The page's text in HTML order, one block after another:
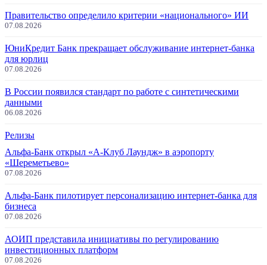
Правительство определило критерии «национального» ИИ
07.08.2026
ЮниКредит Банк прекращает обслуживание интернет-банка
для юрлиц
07.08.2026
В России появился стандарт по работе с синтетическими
данными
06.08.2026
Релизы
Альфа-Банк открыл «А-Клуб Лаундж» в аэропорту
«Шереметьево»
07.08.2026
Альфа-Банк пилотирует персонализацию интернет-банка для
бизнеса
07.08.2026
АОИП представила инициативы по регулированию
инвестиционных платформ
07.08.2026